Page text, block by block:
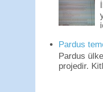
Pardus
Pardus
projedir.